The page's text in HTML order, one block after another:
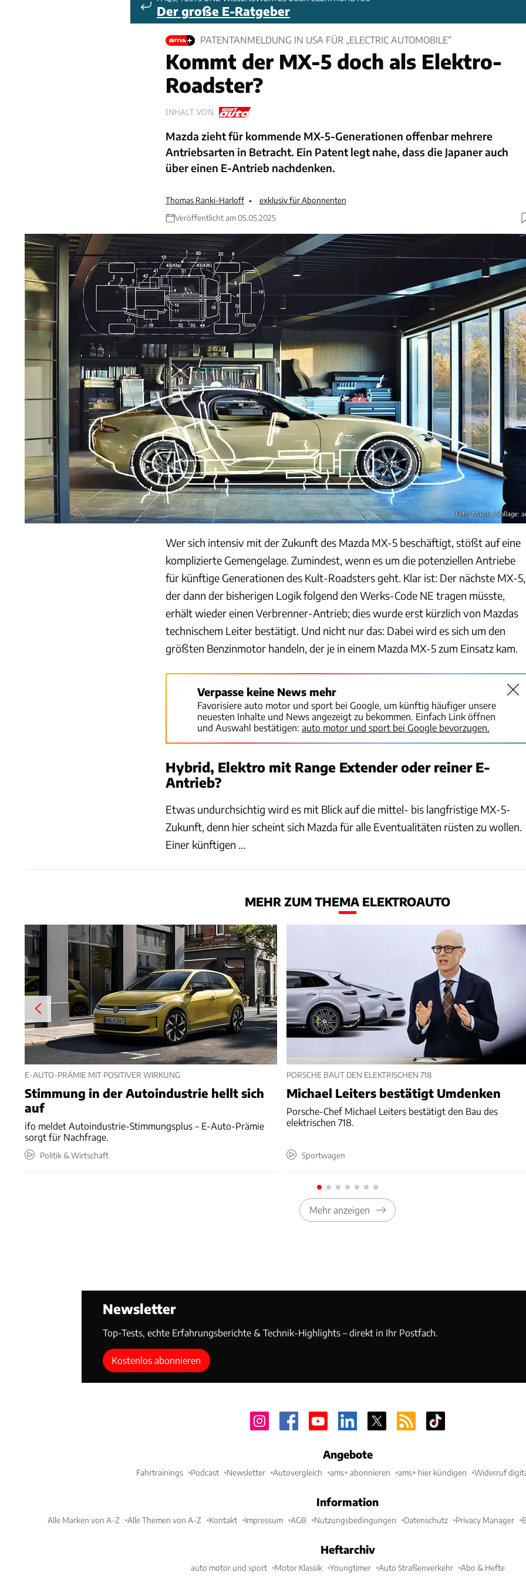
Der große E-Ratgeber
PATENTANMELDUNG IN USA FÜR „ELECTRIC AUTOMOBILE“
Kommt der MX-5 doch als Elektro-
Roadster?
INHALT VON
Mazda zieht für kommende MX-5-Generationen offenbar mehrere
Antriebsarten in Betracht. Ein Patent legt nahe, dass die Japaner auch
über einen E-Antrieb nachdenken.
Thomas Ranki-Harloff
exklusiv für Abonnenten
Veröffentlicht am 05.05.2025
Foto: Mazda / Collage:
Wer sich intensiv mit der Zukunft des Mazda MX-5 beschäftigt, stößt auf eine
komplizierte Gemengelage. Zumindest, wenn es um die potenziellen Antriebe
für künftige Generationen des Kult-Roadsters geht. Klar ist: Der nächste MX-5,
der dann der bisherigen Logik folgend den Werks-Code NE tragen müsste,
erhält wieder einen Verbrenner-Antrieb; dies wurde erst kürzlich von Mazdas
technischem Leiter bestätigt. Und nicht nur das: Dabei wird es sich um den
größten Benzinmotor handeln, der je in einem Mazda MX-5 zum Einsatz kam.
Verpasse keine News mehr
Favorisiere auto motor und sport bei Google, um künftig häufiger unsere
neuesten Inhalte und News angezeigt zu bekommen. Einfach Link öffnen
und Auswahl bestätigen: auto motor und sport bei Google bevorzugen.
Hybrid, Elektro mit Range Extender oder reiner E-
Antrieb?
Etwas undurchsichtig wird es mit Blick auf die mittel- bis langfristige MX-5-
Zukunft, denn hier scheint sich Mazda für alle Eventualitäten rüsten zu wollen.
Einer künftigen ...
MEHR ZUM THEMA ELEKTROAUTO
E-AUTO-PRÄMIE MIT POSITIVER WIRKUNG
Stimmung in der Autoindustrie hellt sich
auf
ifo meldet Autoindustrie-Stimmungsplus – E-Auto-Prämie
sorgt für Nachfrage.
Politik & Wirtschaft
PORSCHE BAUT DEN ELEKTRISCHEN 718
Michael Leiters bestätigt Umdenken
Porsche-Chef Michael Leiters bestätigt den Bau des
elektrischen 718.
Sportwagen
Mehr anzeigen
Newsletter
Top-Tests, echte Erfahrungsberichte & Technik-Highlights – direkt in Ihr Postfach.
Kostenlos abonnieren
Angebote
Fahrtrainings Podcast Newsletter Autovergleich ams+ abonnieren ams+ hier kündigen Widerruf
Information
Alle Marken von A-Z Alle Themen von A-Z Kontakt Impressum AGB Nutzungsbedingungen Datenschutz Privacy Manager
Heftarchiv
auto motor und sport Motor Klassik Youngtimer Auto Straßenverkehr Abo & Hefte